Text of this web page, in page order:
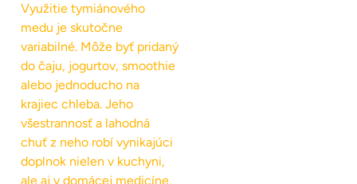
Využitie tymiánového
medu je skutočne
variabilné. Môže byť pridaný
do čaju, jogurtov, smoothie
alebo jednoducho na
krajiec chleba. Jeho
všestrannosť a lahodná
chuť z neho robí vynikajúci
doplnok nielen v kuchyni,
ale aj v domácej medicíne.